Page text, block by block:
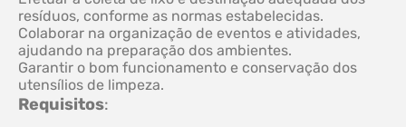
resíduos, conforme as normas estabelecidas.
Colaborar na organização de eventos e atividades,
ajudando na preparação dos ambientes.
Garantir o bom funcionamento e conservação dos
utensílios de limpeza.
Requisitos: